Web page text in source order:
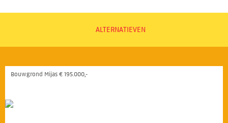
ALTERNATIEVEN
Bouwgrond Mijas € 195.000,-